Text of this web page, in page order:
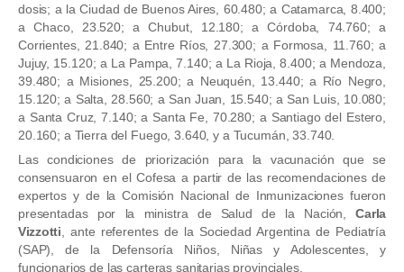
dosis; a la Ciudad de Buenos Aires, 60.480; a Catamarca, 8.400;
a Chaco, 23.520; a Chubut, 12.180; a Córdoba, 74.760; a
Corrientes, 21.840; a Entre Ríos, 27.300; a Formosa, 11.760; a
Jujuy, 15.120; a La Pampa, 7.140; a La Rioja, 8.400; a Mendoza,
39.480; a Misiones, 25.200; a Neuquén, 13.440; a Río Negro,
15.120; a Salta, 28.560; a San Juan, 15.540; a San Luis, 10.080;
a Santa Cruz, 7.140; a Santa Fe, 70.280; a Santiago del Estero,
20.160; a Tierra del Fuego, 3.640, y a Tucumán, 33.740.
Las condiciones de priorización para la vacunación que se
consensuaron en el Cofesa a partir de las recomendaciones de
expertos y de la Comisión Nacional de Inmunizaciones fueron
presentadas por la ministra de Salud de la Nación,Carla
Vizzotti, ante referentes de la Sociedad Argentina de Pediatría
(SAP), de la Defensoría Niños, Niñas y Adolescentes, y
funcionarios de las carteras sanitarias provinciales.